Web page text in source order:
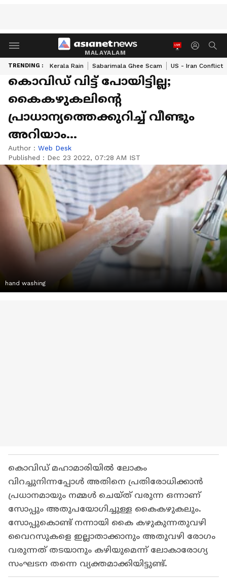
MALAYALAM
TRENDING : Kerala Rain Sabarimala Ghee Scam US - Iran Conflict
കൊവിഡ് വിട്ട് പോയിട്ടില്ല;
കൈകഴുകലിന്‍റെ
പ്രാധാന്യത്തെക്കുറിച്ച് വീണ്ടും
അറിയാം...
Author : Web Desk
Published : Dec 23 2022, 07:28 AM IST
hand washing
കൊവിഡ് മഹാമാരിയിൽ ലോകം
വിറച്ചുനിന്നപ്പോൾ അതിനെ പ്രതിരോധിക്കാൻ
പ്രധാനമായും നമ്മൾ ചെയ്ത് വരുന്ന ഒന്നാണ്
സോപ്പും അതുപയോഗിച്ചുള്ള കൈകഴുകലും.
സോപ്പുകൊണ്ട് നന്നായി കൈ കഴുകുന്നതുവഴി
വൈറസുകളെ ഇല്ലാതാക്കാനും അതുവഴി രോഗം
വരുന്നത് തടയാനും കഴിയുമെന്ന് ലോകാരോഗ്യ
സംഘടന തന്നെ വ്യക്തമാക്കിയിട്ടുണ്ട്.